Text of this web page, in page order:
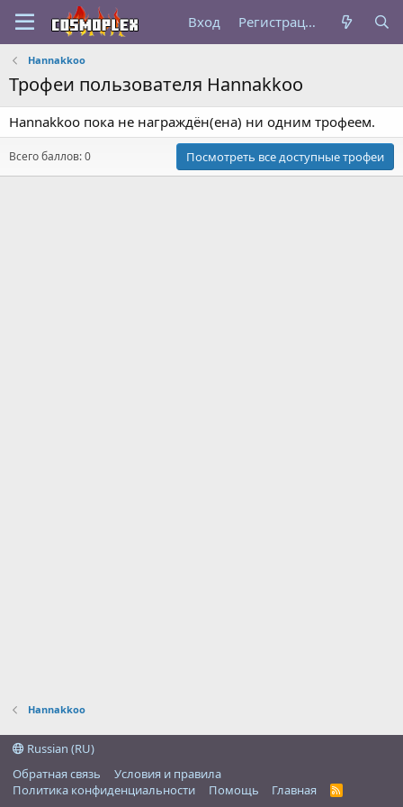
Вход Регистрация
Hannakkoo
Трофеи пользователя Hannakkoo
Hannakkoo пока не награждён(ена) ни одним трофеем.
Всего баллов: 0 Посмотреть все доступные трофеи
Hannakkoo
Russian (RU)
Обратная связь
Условия и правила
Политика конфиденциальности
Помощь Главная
R